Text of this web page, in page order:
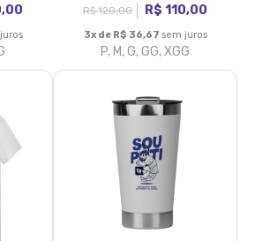
R$ 120,00 R$ 110,00
3x de R$ 36,67 sem juros
P, M, G, GG, XGG